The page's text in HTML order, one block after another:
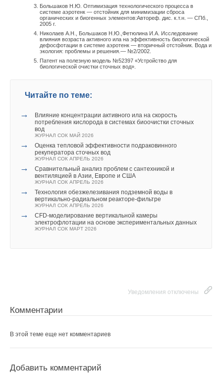
Большаков Н.Ю. Оптимизация технологического процесса в
системе аэротенк — отстойник для минимизации сброса
органических и биогенных элементов:Автореф. дис. к.т.н. — СПб.,
2005 г.
Николаев А.Н., Большаков Н.Ю.,Фетюлина И.А. Исследование
влияния возраста активного ила на эффективность биологической
дефосфотации в системе аэротенк — вторичный отстойник. Вода и
экология: проблемы и решения.— №2/2002.
Патент на полезную модель №52397 «Устройство для
биологической очистки сточных вод».
Читайте по теме:
→
Влияние концентрации активного ила на скорость
потребления кислорода в системах биоочистки сточных
вод
ЖУРНАЛ СОК МАЙ 2026
→
Оценка тепловой эффективности подраковинного
рекуператора сточных вод
ЖУРНАЛ СОК АПРЕЛЬ 2026
→
Сравнительный анализ проблем с сантехникой и
вентиляцией в Азии, Европе и США
ЖУРНАЛ СОК АПРЕЛЬ 2026
→
Технология обезжелезивания подземной воды в
вертикально-радиальном реакторе-фильтре
ЖУРНАЛ СОК АПРЕЛЬ 2026
→
CFD-моделирование вертикальной камеры
электрофлотации на основе экспериментальных данных
ЖУРНАЛ СОК МАРТ 2026
Уведомления отключены
Комментарии
В этой теме еще нет комментариев
Добавить комментарий